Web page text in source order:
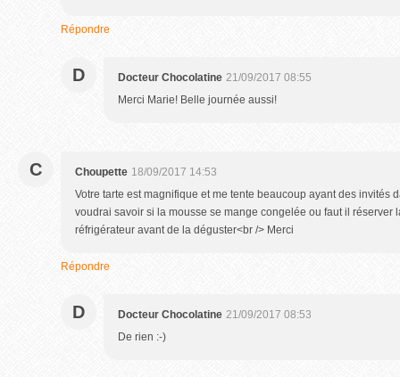
Répondre
D Docteur Chocolatine 21/09/2017 08:55
Merci Marie! Belle journée aussi!
C Choupette 18/09/2017 14:53
Votre tarte est magnifique et me tente beaucoup ayant des invités
voudrai savoir si la mousse se mange congelée ou faut il réserver
réfrigérateur avant de la déguster<br /> Merci
Répondre
D Docteur Chocolatine 21/09/2017 08:53
De rien :-)